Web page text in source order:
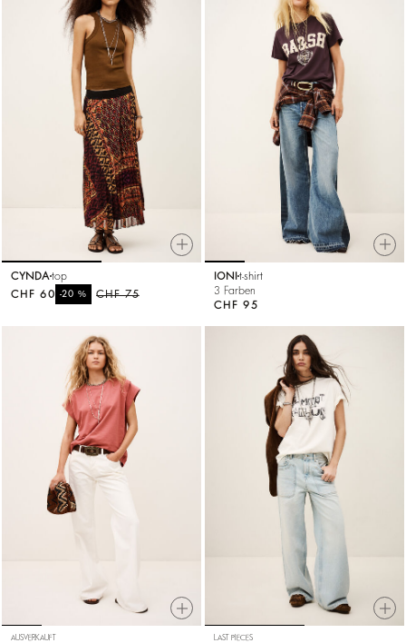
CYNDA top
CHF 75
-20%
CHF 60
IONI t-shirt
3 Farben
CHF 95
AUSVERKAUFT LAST PIECES